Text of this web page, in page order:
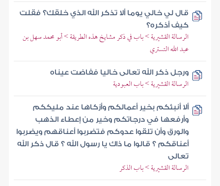
قال لي خالي يوما ألا تذكر الله الذي خلقك؟ فقلت
كيف أذكره؟
الرسالة القشيرية > باب في ذكر مشايخ هذه الطريقة > أبو محمد سهل بن
عبد الله التستري
ورجل ذكر الله تعالى خاليا ففاضت عيناه
الرسالة القشيرية > باب العبودية
ألا أنبئكم بخير أعمالكم وأزكاها عند مليككم
وأرفعها في درجاتكم وخير من إعطاء الذهب
والورق وأن تلقوا عدوكم فتضربوا أعناقهم ويضربوا
أعناقكم ؟ قالوا ما ذاك يا رسول الله ؟ قال ذكر الله
تعالى
الرسالة القشيرية > باب الذكر